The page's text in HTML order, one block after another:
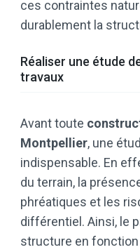
ces contraintes
durablement la
Réaliser une étude
travaux
Avant toute
Montpellier, une
indispensable. En
du terrain, la
phréatiques et les
différentiel. Ainsi, le
structure en